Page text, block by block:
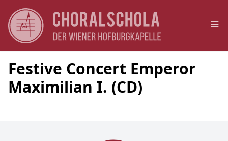
Festive Concert Emperor
Maximilian I. (CD)